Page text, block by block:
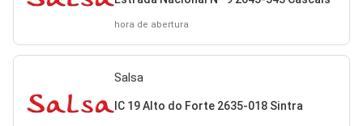
hora de abertura
Salsa
IC 19 Alto do Forte 2635-018 Sintra